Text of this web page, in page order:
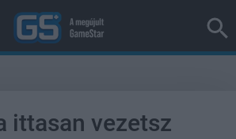
ittasan vezetsz